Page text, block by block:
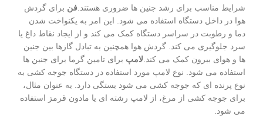
شرایط مناسب برای رشد جنین ها ضروری هستند. فن برای گردش
هوا در داخل دستگاه استفاده می شود. این امر به یکنواخت شدن
دما و رطوبت در سراسر دستگاه کمک می کند و از ایجاد نقاط داغ یا
سرد جلوگیری می کند. گردش هوا همچنین به تبادل گازها بین جنین
ها و هوای بیرون کمک می کند. لامپ برای تامین گرما برای جنین ها
استفاده می شود. نوع لامپ مورد استفاده در دستگاه جوجه کشی به
نوع پرنده ای که جوجه کشی می شود بستگی دارد. به عنوان مثال،
برای جوجه کشی از مرغ، از لامپ رشته ای یا مادون قرمز استفاده
می شود.